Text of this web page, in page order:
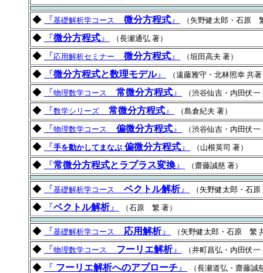
◆ 『基礎解析学コース 微分方程式 』 （矢野健太郎・石原
◆ 『微分方程式 』 （長瀬通弘 著）
◆ 『応用解析セミナー 微分方程式 』 （垣田高夫 著）
◆ 『微分方程式と数理モデル』 （遠藤雅守・北林照幸 共
◆ 『物理数学コース 常微分方程式 』 （渋谷仙吉・内田伏
◆ 『数学シリーズ 常微分方程式 』 （島倉紀夫 著）
◆ 『物理数学コース 偏微分方程式 』 （渋谷仙吉・内田伏
◆ 『手を動かしてまなぶ 偏微分方程式 』 （山根英司 著）
◆ 『常微分方程式とラプラス変換 』 （齋藤誠慈 著）
◆ 『基礎解析学コース ベクトル解析』 （矢野健太郎・石
◆ 『ベクトル解析』 （石原 繁 著）
◆ 『基礎解析学コース 応用解析』 （矢野健太郎・石原 繁
◆ 『物理数学コース フーリエ解析』 （井町昌弘・内田伏
◆ 『 フーリエ解析へのアプローチ 』 （長瀬道弘・齋藤誠